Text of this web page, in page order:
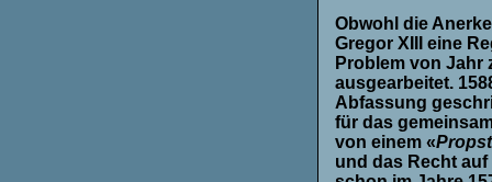
Obwohl die
Gregor XIII eine
Problem von Jahr
ausgearbeitet.
Abfassung
für das
von einem «Propst
und das Recht